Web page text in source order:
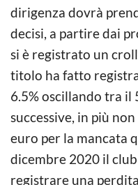
dirigenza dovrà
decisi, a partire dai
si è registrato un
titolo ha fatto
6.5% oscillando tra il
successive, in più
euro per la mancata
dicembre 2020 il
registrare una